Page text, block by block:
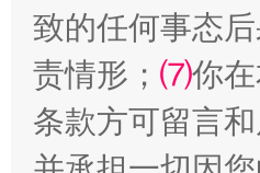
致的任何事态后
责情形； ⑺你
条款方可留言